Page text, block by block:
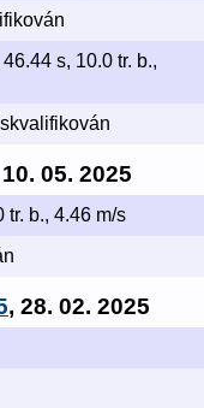
s, 10.0 tr. b.,
10. 05. 2025
tr. b., 4.46 m/s
, 28. 02. 2025